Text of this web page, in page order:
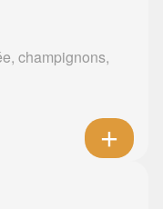
champignons,